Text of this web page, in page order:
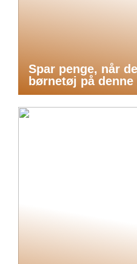
Spar penge, når
børnetøj på denne